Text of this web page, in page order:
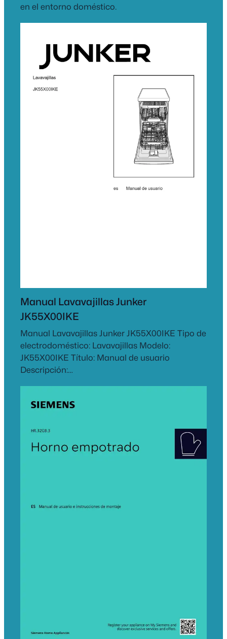
en el entorno doméstico.
Manual Lavavajillas Junker
JK55X00IKE
Manual Lavavajillas Junker JK55X00IKE Tipo de
electrodoméstico: Lavavajillas Modelo:
JK55X00IKE Título: Manual de usuario
Descripción:…